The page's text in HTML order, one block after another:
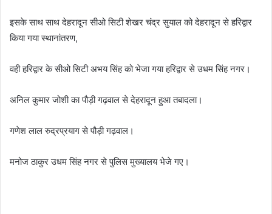
इसके साथ साथ देहरादून सीओ सिटी शेखर चंद्र सुयाल को देहरादून से हरिद्वार
किया गया स्थानांतरण,
वही हरिद्वार के सीओ सिटी अभय सिंह को भेजा गया हरिद्वार से उधम सिंह नगर।
अनिल कुमार जोशी का पौड़ी गढ़वाल से देहरादून हुआ तबादला।
गणेश लाल रुद्रप्रयाग से पौड़ी गढ़वाल।
मनोज ठाकुर उधम सिंह नगर से पुलिस मुख्यालय भेजे गए।